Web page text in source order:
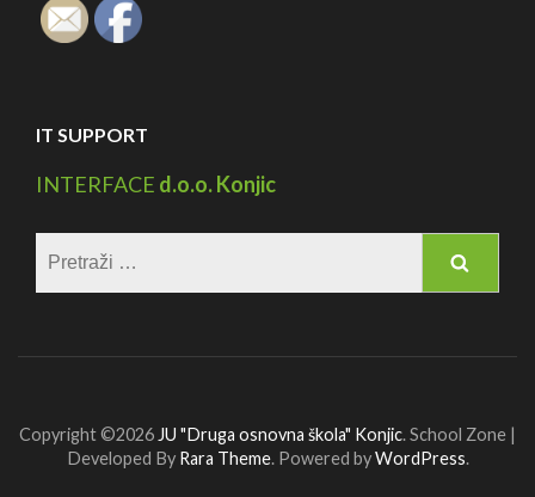
IT SUPPORT
INTERFACE d.o.o. Konjic
Copyright ©2026 JU "Druga osnovna škola" Konjic.School Zone |
Developed By Rara Theme. Powered byWordPress.